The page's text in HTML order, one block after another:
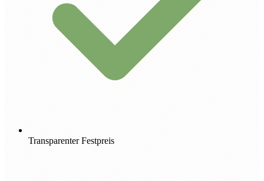
Transparenter Festpreis